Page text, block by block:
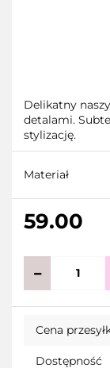
Delikatny
detalami.
stylizację.
Materiał
59.00
Cena
Dostępność